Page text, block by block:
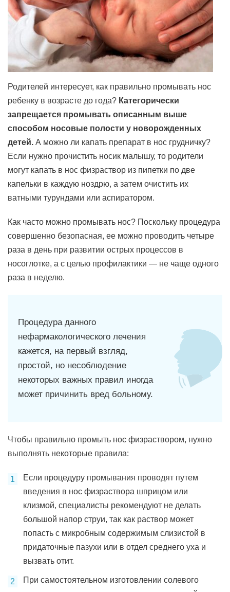
Родителей интересует, как правильно промывать нос
ребенку в возрасте до года? Категорически
запрещается промывать описанным выше
способом носовые полости у новорожденных
детей. А можно ли капать препарат в нос грудничку?
Если нужно прочистить носик малышу, то родители
могут капать в нос физраствор из пипетки по две
капельки в каждую ноздрю, а затем очистить их
ватными турундами или аспиратором.
Как часто можно промывать нос? Поскольку процедура
совершенно безопасная, ее можно проводить четыре
раза в день при развитии острых процессов в
носоглотке, а с целью профилактики — не чаще одного
раза в неделю.
Процедура данного
нефармакологического лечения
кажется, на первый взгляд,
простой, но несоблюдение
некоторых важных правил иногда
может причинить вред больному.
Чтобы правильно промыть нос физраствором, нужно
выполнять некоторые правила:
Если процедуру промывания проводят путем
введения в нос физраствора шприцом или
клизмой, специалисты рекомендуют не делать
большой напор струи, так как раствор может
попасть с микробным содержимым слизистой в
придаточные пазухи или в отдел среднего уха и
вызвать отит.
При самостоятельном изготовлении солевого